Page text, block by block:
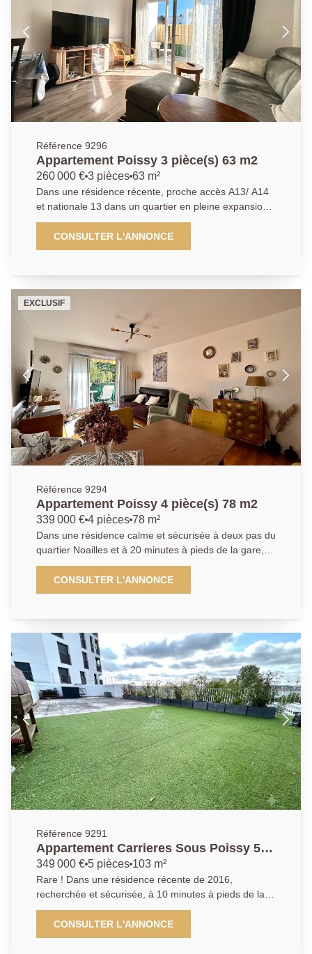
lot. Un bien à ne pas manquer ! (collaborateur salarié
J.A)
Référence 9296
Appartement Poissy 3 pièce(s) 63 m2
260 000 € 3 pièces 63 m²
Dans une résidence récente, proche accès A13/ A14
et nationale 13 dans un quartier en pleine expansion
avec commerces, transports et écoles. Superbe
appartement 3 pièces de 63m2, l'appartement se
compose d'un séjour spacieux et lumineux avec accès
une salle d'eau ainsi que des WC indépendants Une
place de parking en sous-sol sécurisé vient également
01.30.06.69.69 (collaborateur salarié Y.B.)
CONSULTER L'ANNONCE
EXCLUSIF
Référence 9294
Appartement Poissy 4 pièce(s) 78 m2
339 000 € 4 pièces 78 m²
Dans une résidence calme et sécurisée à deux pas du
quartier Noailles et à 20 minutes à pieds de la gare,
venez visiter cet appartement de type 4 pièces de
79m2 avec une grande entrée, un grand séjour
lumineux donnant sur un balcon, une cuisine
sous-sol vient compléter ce bien. AGENCE
PRINCIPALE: 01.30.06.69.69 (collaborateur salarié
D.H)
CONSULTER L'ANNONCE
Référence 9291
Appartement Carrieres Sous Poissy 5
pièce(s) 103 m2
349 000 € 5 pièces 103 m²
Rare ! Dans une résidence récente de 2016,
recherchée et sécurisée, à 10 minutes à pieds de la
gare RER/SNCF de Poissy et à proximité immédiate
de toutes les commodités. Appartement de type T5 de
103m² en dernier étage avec ascenseur comprenant :
CONSULTER L'ANNONCE